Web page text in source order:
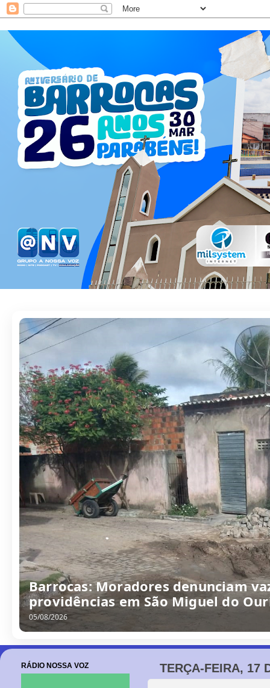
Barrocas: Moradores denunciam
providências em São Miguel do
05/08/2026
TERÇA-FEIRA, 17
RÁDIO NOSSA VOZ